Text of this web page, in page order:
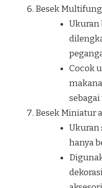
Besek
Ukuran
Cocok
sebagai
Besek Miniatur
Ukuran
hanya